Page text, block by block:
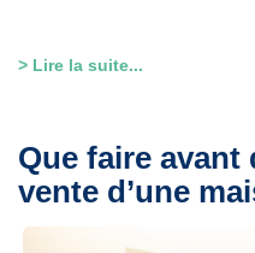
> Lire la suite...
Que faire avant
vente d’une